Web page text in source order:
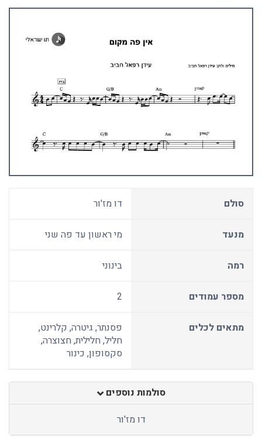
סולם דו מז'ור
מנעד מי ראשון עד פה שני
רמה בינוני
מספר עמודים 2
מתאים לכלים
פסנתר, גיטרה, קלרינט,
חליל, חלילית, חצוצרה,
סקסופון, כינור
סולמות נוספים
דו מז'ור